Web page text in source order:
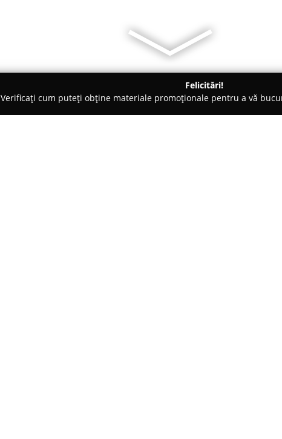
Felicitări!
Verificați cum puteți obține materiale promoționale pentru a vă